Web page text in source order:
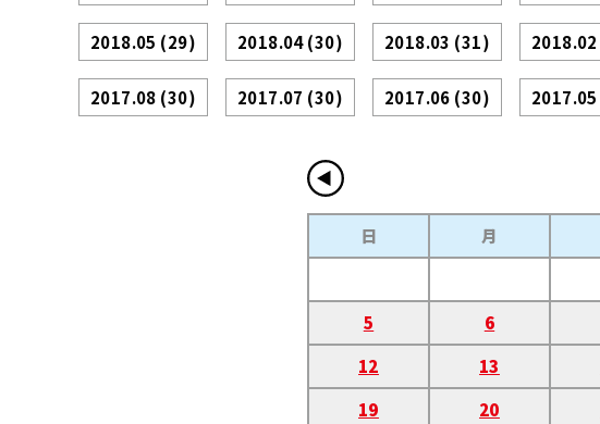
2018.05 (29) 2018.04(30) 2018.03 (31) 2018.02
2017.08 (30) 2017.07 (30) 2017.06 (30) 2017.05
日 月
5
6
12
13
19
20